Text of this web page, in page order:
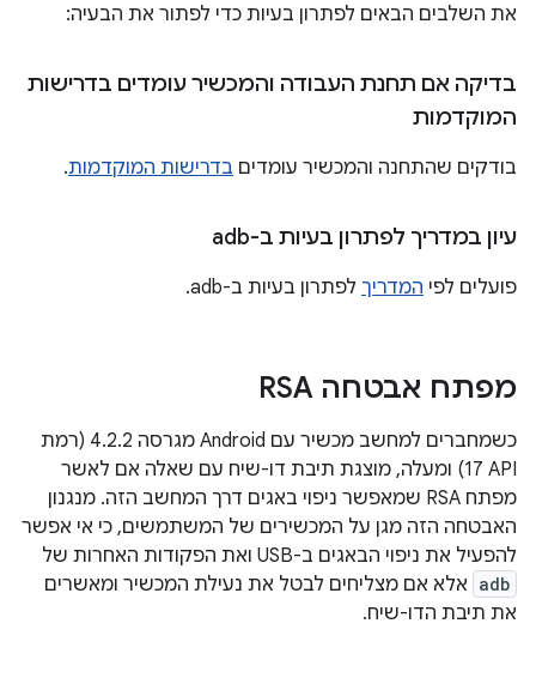
את השלבים הבאים לפתרון בעיות כדי לפתור את הבעיה:
בדיקה אם תחנת העבודה והמכשיר עומדים בדרישות
המוקדמות
בודקים שהתחנה והמכשיר עומדים בדרישות המוקדמות.
עיון במדריך לפתרון בעיות ב-adb
פועלים לפי המדריך לפתרון בעיות ב-adb.
מפתח אבטחה RSA
כשמחברים למחשב מכשיר עם Android מגרסה 4.2.2 (רמת
API‏ 17) ומעלה, מוצגת תיבת דו-שיח עם שאלה אם לאשר
מפתח RSA שמאפשר ניפוי באגים דרך המחשב הזה. מנגנון
האבטחה הזה מגן על המכשירים של המשתמשים, כי אי אפשר
להפעיל את ניפוי הבאגים ב-USB ואת הפקודות האחרות של
adb אלא אם מצליחים לבטל את נעילת המכשיר ומאשרים
את תיבת הדו-שיח.